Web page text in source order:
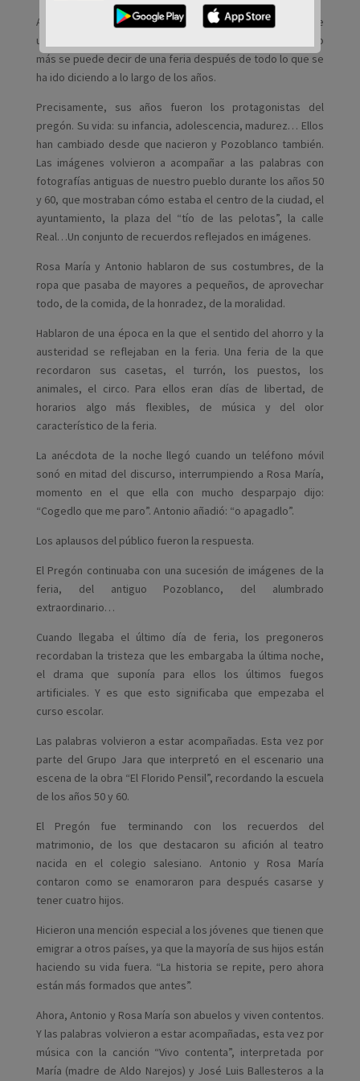
Antonio Arroyo prosiguió contando los síntomas que sufre
un pregonero debido a los nervios y expresando que poco
más se puede decir de una feria después de todo lo que se
ha ido diciendo a lo largo de los años.
Precisamente, sus años fueron los protagonistas del
pregón. Su vida: su infancia, adolescencia, madurez… Ellos
han cambiado desde que nacieron y Pozoblanco también.
Las imágenes volvieron a acompañar a las palabras con
fotografías antiguas de nuestro pueblo durante los años 50
y 60, que mostraban cómo estaba el centro de la ciudad, el
ayuntamiento, la plaza del “tío de las pelotas”, la calle
Real…Un conjunto de recuerdos reflejados en imágenes.
Rosa María y Antonio hablaron de sus costumbres, de la
ropa que pasaba de mayores a pequeños, de aprovechar
todo, de la comida, de la honradez, de la moralidad.
Hablaron de una época en la que el sentido del ahorro y la
austeridad se reflejaban en la feria. Una feria de la que
recordaron sus casetas, el turrón, los puestos, los
animales, el circo. Para ellos eran días de libertad, de
horarios algo más flexibles, de música y del olor
característico de la feria.
La anécdota de la noche llegó cuando un teléfono móvil
sonó en mitad del discurso, interrumpiendo a Rosa María,
momento en el que ella con mucho desparpajo dijo:
“Cogedlo que me paro”. Antonio añadió: “o apagadlo”.
Los aplausos del público fueron la respuesta.
El Pregón continuaba con una sucesión de imágenes de la
feria, del antiguo Pozoblanco, del alumbrado
extraordinario…
Cuando llegaba el último día de feria, los pregoneros
recordaban la tristeza que les embargaba la última noche,
el drama que suponía para ellos los últimos fuegos
artificiales. Y es que esto significaba que empezaba el
curso escolar.
Las palabras volvieron a estar acompañadas. Esta vez por
parte del Grupo Jara que interpretó en el escenario una
escena de la obra “El Florido Pensil”, recordando la escuela
de los años 50 y 60.
El Pregón fue terminando con los recuerdos del
matrimonio, de los que destacaron su afición al teatro
nacida en el colegio salesiano. Antonio y Rosa María
contaron como se enamoraron para después casarse y
tener cuatro hijos.
Hicieron una mención especial a los jóvenes que tienen que
emigrar a otros países, ya que la mayoría de sus hijos están
haciendo su vida fuera. “La historia se repite, pero ahora
están más formados que antes”.
Ahora, Antonio y Rosa María son abuelos y viven contentos.
Y las palabras volvieron a estar acompañadas, esta vez por
música con la canción “Vivo contenta”, interpretada por
María (madre de Aldo Narejos) y José Luis Ballesteros a la